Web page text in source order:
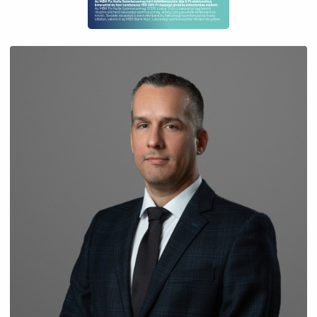
dobogóágyak határolják le.
Látványos részletek: A nappali magas
így alatta kényelmesen elfért a dizájn-textillel
áthúzott családi kanapé. A nappaliból nyílik egy
0,6 négyzetméteres erkély is, amely ideális egy
reggeli espresso elfogyasztásához.
Színpaletta és anyagok
Az elegáns paletta halvány, finom árnyalatokra
épül, amelyek mellett remekül mutatnak a natúr
A falak és az egyedi bútorok tiszta fehér színe
tökéletes hátteret biztosít.
A fotelek kárpitján megjelenő világos rózsaszín
finoman visszaköszön a hálószoba függönyén